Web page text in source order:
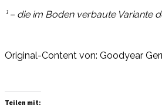
¹ – die im Boden verbaute
Original-Content von: Goodyear
Teilen mit: